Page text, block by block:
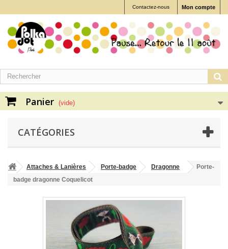
Mon compte
Contactez-nous
Panier (vide)
CATÉGORIES
Attaches & Lanières Porte-badge Dragonne
Porte-
badge dragonne Coquelicot